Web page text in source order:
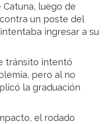
luego de
un poste del
ingresar a su
tránsito intentó
pero al no
la graduación
el rodado